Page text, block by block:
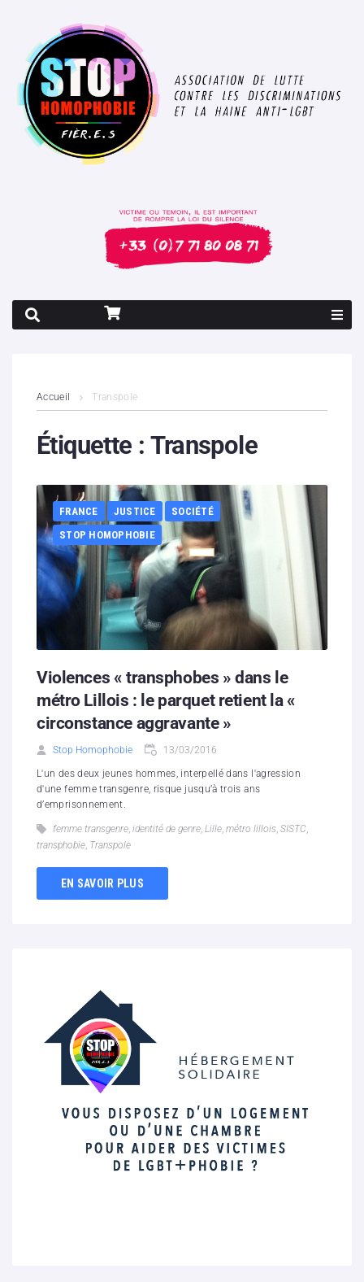
Contenus litigieux
Boutique
Partenaires
Contacts
Hébergement solidaire
Accueil Transpole
Étiquette : Transpole
FRANCE JUSTICE
SOCIÉTÉ
STOP HOMOPHOBIE
Violences « transphobes » dans le
métro Lillois : le parquet retient la «
circonstance aggravante »
Stop Homophobie 13/03/2016
L'un des deux jeunes hommes, interpellé dans l'agression
d'une femme transgenre, risque jusqu’à trois ans
d’emprisonnement.
femme transgenre, identité de genre, Lille, métro lillois, SISTC,
transphobie, Transpole
EN SAVOIR PLUS